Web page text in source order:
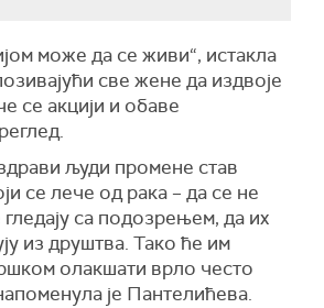
може да се живи“, истакла
све жене да издвоје
се акцији и обаве
људи промене став
се лече од рака – да се не
са подозрењем, да их
из друштва. Тако ће им
олакшати врло често
је Пантелићева.